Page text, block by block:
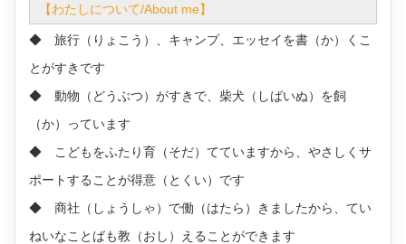
【わたしについて/About me】
◆ 旅行（りょこう）、キャンプ、エッセイを書（か）くこ
とがすきです
◆ 動物（どうぶつ）がすきで、柴犬（しばいぬ）を飼
（か）っています
◆ こどもをふたり育（そだ）てていますから、やさしくサ
ポートすることが得意（とくい）です
◆ 商社（しょうしゃ）で働（はたら）きましたから、てい
ねいなことばも教（おし）えることができます